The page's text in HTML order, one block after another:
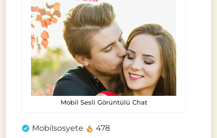
Mobil Sesli Görüntülü Chat
Mobilsosyete 478